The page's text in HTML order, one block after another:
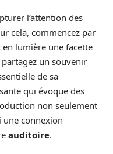
l’attention des
cela, commencez par
lumière une facette
un souvenir
de sa
qui évoque des
non seulement
une connexion
auditoire.